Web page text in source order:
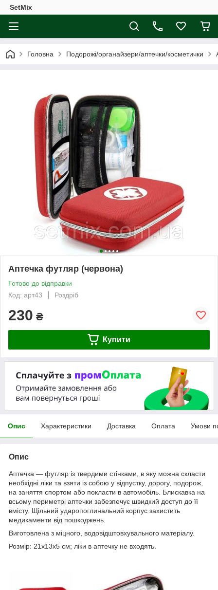
SetMix
Головна Подорожі/органайзери/аптечки/косметички
Аптечка футляр (червона)
Готово до відправки
Код: арт43
Роздріб
230 ₴
Купити
Опис Характеристики Доставка Оплата Умови
Опис
Аптечка — футляр із твердими стінками, в яку можна скласти
необхідні ліки та взяти із собою у відпустку, дорогу, подорож,
на заняття спортом або покласти в автомобіль. Блискавка на
всьому периметрі аптечки забезпечує швидкий доступ до її
вмісту. Щільний ударопоглинальний корпус захистить
медикаменти від пошкоджень.
Виготовлена з міцного, водовідштовхувального матеріалу.
Розмір: 21х13х5 см; ліки в аптечку не входять.